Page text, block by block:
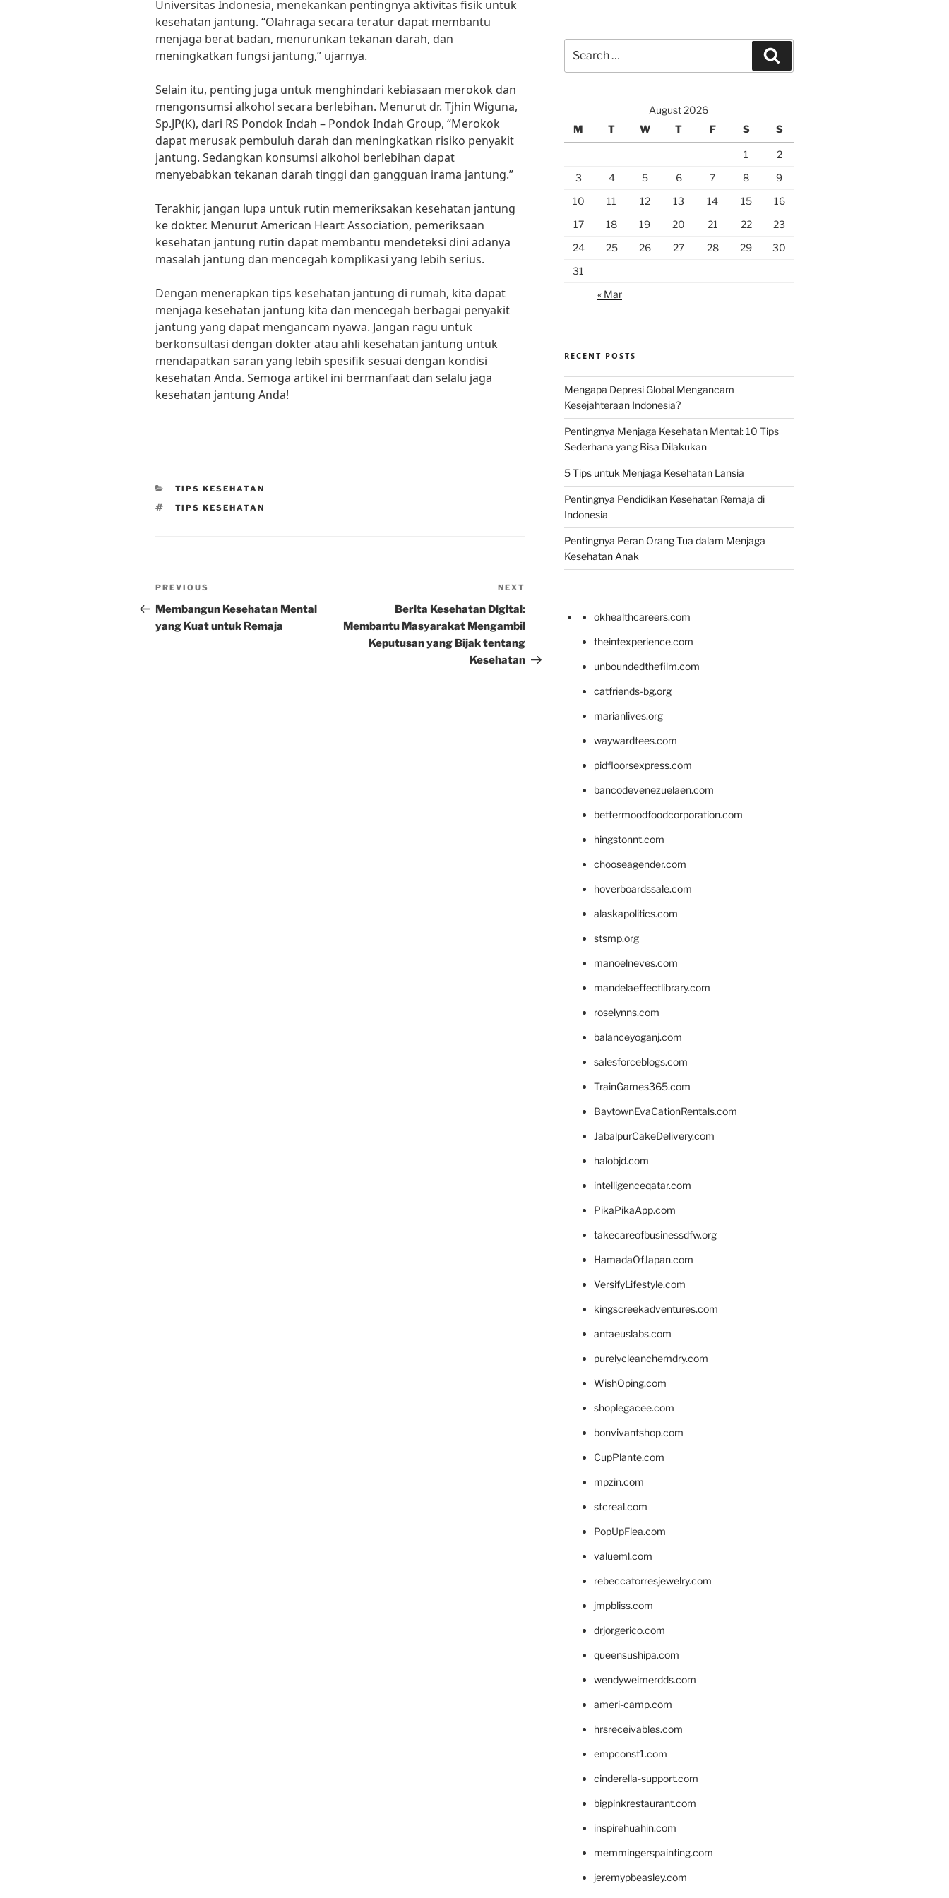
Universitas Indonesia, menekankan pentingnya aktivitas fisik untuk
kesehatan jantung. “Olahraga secara teratur dapat membantu
menjaga berat badan, menurunkan tekanan darah, dan
meningkatkan fungsi jantung,” ujarnya.
Selain itu, penting juga untuk menghindari kebiasaan merokok dan
mengonsumsi alkohol secara berlebihan. Menurut dr. Tjhin Wiguna,
Sp.JP(K), dari RS Pondok Indah – Pondok Indah Group, “Merokok
dapat merusak pembuluh darah dan meningkatkan risiko penyakit
jantung. Sedangkan konsumsi alkohol berlebihan dapat
menyebabkan tekanan darah tinggi dan gangguan irama jantung.”
Terakhir, jangan lupa untuk rutin memeriksakan kesehatan jantung
ke dokter. Menurut American Heart Association, pemeriksaan
kesehatan jantung rutin dapat membantu mendeteksi dini adanya
masalah jantung dan mencegah komplikasi yang lebih serius.
Dengan menerapkan tips kesehatan jantung di rumah, kita dapat
menjaga kesehatan jantung kita dan mencegah berbagai penyakit
jantung yang dapat mengancam nyawa. Jangan ragu untuk
berkonsultasi dengan dokter atau ahli kesehatan jantung untuk
mendapatkan saran yang lebih spesifik sesuai dengan kondisi
kesehatan Anda. Semoga artikel ini bermanfaat dan selalu jaga
kesehatan jantung Anda!
CATEGORIES
TIPS KESEHATAN
TAGS
TIPS KESEHATAN
Post
navigation
Previous
Post
PREVIOUS
Membangun Kesehatan Mental
yang Kuat untuk Remaja
Post
NEXT
Berita Kesehatan Digital:
Membantu Masyarakat Mengambil
Keputusan yang Bijak tentang
Kesehatan
for:
August 2026
M
T W T F S S
1
2
3
4 5 6 7 8
9
10
11 12 13 14 15
16
17
18 19 20 21 22
23
24
25 26 27 28 29
30
31
« Mar
RECENT POSTS
Mengapa Depresi Global Mengancam
Kesejahteraan Indonesia?
Pentingnya Menjaga Kesehatan Mental: 10 Tips
Sederhana yang Bisa Dilakukan
5 Tips untuk Menjaga Kesehatan Lansia
Pentingnya Pendidikan Kesehatan Remaja di
Indonesia
Pentingnya Peran Orang Tua dalam Menjaga
Kesehatan Anak
okhealthcareers.com
theintexperience.com
unboundedthefilm.com
catfriends-bg.org
marianlives.org
waywardtees.com
pidfloorsexpress.com
bancodevenezuelaen.com
bettermoodfoodcorporation.com
hingstonnt.com
chooseagender.com
hoverboardssale.com
alaskapolitics.com
stsmp.org
manoelneves.com
mandelaeffectlibrary.com
roselynns.com
balanceyoganj.com
salesforceblogs.com
TrainGames365.com
BaytownEvaCationRentals.com
JabalpurCakeDelivery.com
halobjd.com
intelligenceqatar.com
PikaPikaApp.com
takecareofbusinessdfw.org
HamadaOfJapan.com
VersifyLifestyle.com
kingscreekadventures.com
antaeuslabs.com
purelycleanchemdry.com
WishOping.com
shoplegacee.com
bonvivantshop.com
CupPlante.com
mpzin.com
stcreal.com
PopUpFlea.com
valueml.com
rebeccatorresjewelry.com
jmpbliss.com
drjorgerico.com
queensushipa.com
wendyweimerdds.com
ameri-camp.com
hrsreceivables.com
empconst1.com
cinderella-support.com
bigpinkrestaurant.com
inspirehuahin.com
memmingerspainting.com
jeremypbeasley.com